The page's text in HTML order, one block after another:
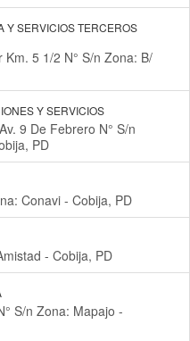
Y SERVICIOS TERCEROS
5 1/2 N° S/n Zona: B/
Y SERVICIOS
9 De Febrero N° S/n
PD
Conavi - Cobija, PD
- Cobija, PD
S/n Zona: Mapajo -